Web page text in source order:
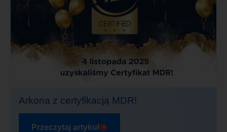
Arkona z certyfikacją MDR!
Przeczytaj artykuł